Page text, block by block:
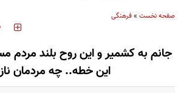
صفحه نخست »فرهنگی
جانم به کشمیر و این روح بلند
این خطه.. چه مردمان